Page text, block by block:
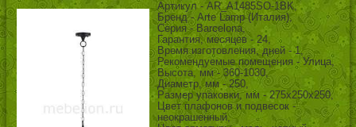
Артикул - AR_A1485SO-1BK,
Бренд - Arte Lamp (Италия),
Серия - Barcelona,
Гарантия, месяцев - 24,
Время изготовления, дней - 1,
Рекомендуемые помещения - Улица,
Высота, мм - 360-1030,
Диаметр, мм - 250,
Размер упаковки, мм - 275x250x250,
Цвет плафонов и подвесок -
неокрашенный,